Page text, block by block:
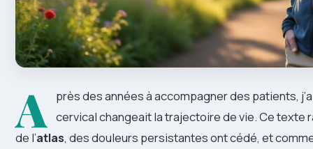
A près des années à accompagner des patients,
cervical changeait la trajectoire de vie. Ce texte
de l’atlas, des douleurs persistantes ont cédé, et